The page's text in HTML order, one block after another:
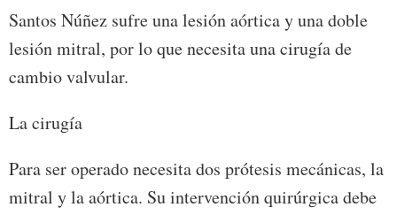
Santos Núñez sufre una lesión aórtica y una doble
lesión mitral, por lo que necesita una cirugía de
cambio valvular.
La cirugía
Para ser operado necesita dos prótesis mecánicas, la
mitral y la aórtica. Su intervención quirúrgica debe